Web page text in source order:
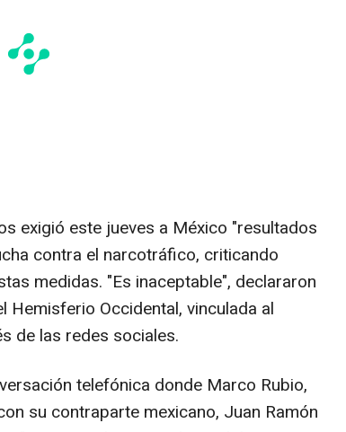
exigió este jueves a México "resultados
contra el narcotráfico, criticando
medidas. "Es inaceptable", declararon
Hemisferio Occidental, vinculada al
de las redes sociales.
telefónica donde Marco Rubio,
su contraparte mexicano, Juan Ramón